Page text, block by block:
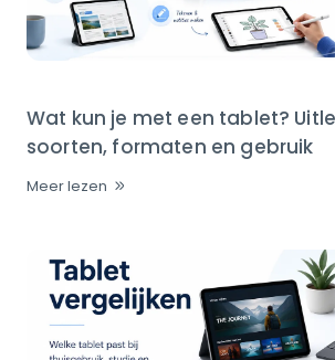
Wat kun je met een tablet?
soorten, formaten en gebruik
Meer lezen